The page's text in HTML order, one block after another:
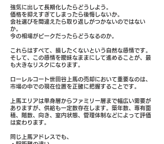
強気に出して長期化したらどうしよう。
価格を抑えすぎてしまったら後悔しないか。
会社選びを間違えたら取り返しがつかないのではない
か。
今の相場がピークだったらどうなるのか。
これらはすべて、損したくないという自然な感情です。
そして、この感情を曖昧なままにして進めることが、最
も大きなリスクになります。
ローレルコート世田谷上馬の売却において重要なのは、
市場の中での現在位置を正確に把握することです。
上馬エリアは単身層からファミリー層まで幅広い需要が
ありますが、供給も一定数存在します。築年数、専有面
積、階数、向き、室内状態、管理体制などによって評価
は変わります。
同じ上馬アドレスでも、